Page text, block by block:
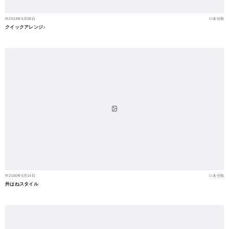
2013年6月28日 未分類
クイックアレンジ♪
2020年5月14日 未分類
外はねスタイル